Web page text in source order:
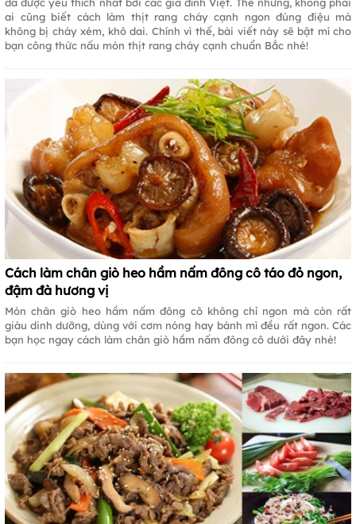
ai cũng biết cách làm thịt rang cháy cạnh ngon đúng điệu mà
không bị cháy xém, khô dai. Chính vì thế, bài viết này sẽ bật mí cho
bạn công thức nấu món thịt rang cháy cạnh chuẩn Bắc nhé!
Cách làm chân giò heo hầm nấm đông cô táo đỏ ngon,
đậm đà hương vị
Món chân giò heo hầm nấm đông cô không chỉ ngon mà còn rất
giàu dinh dưỡng, dùng với cơm nóng hay bánh mì đều rất ngon. Các
bạn học ngay cách làm chân giò hầm nấm đông cô dưới đây nhé!